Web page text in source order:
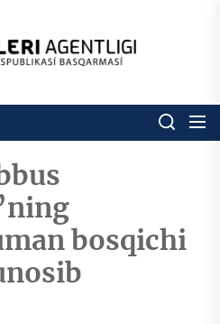
Respublikası
basqarması
isleri
bosqichi